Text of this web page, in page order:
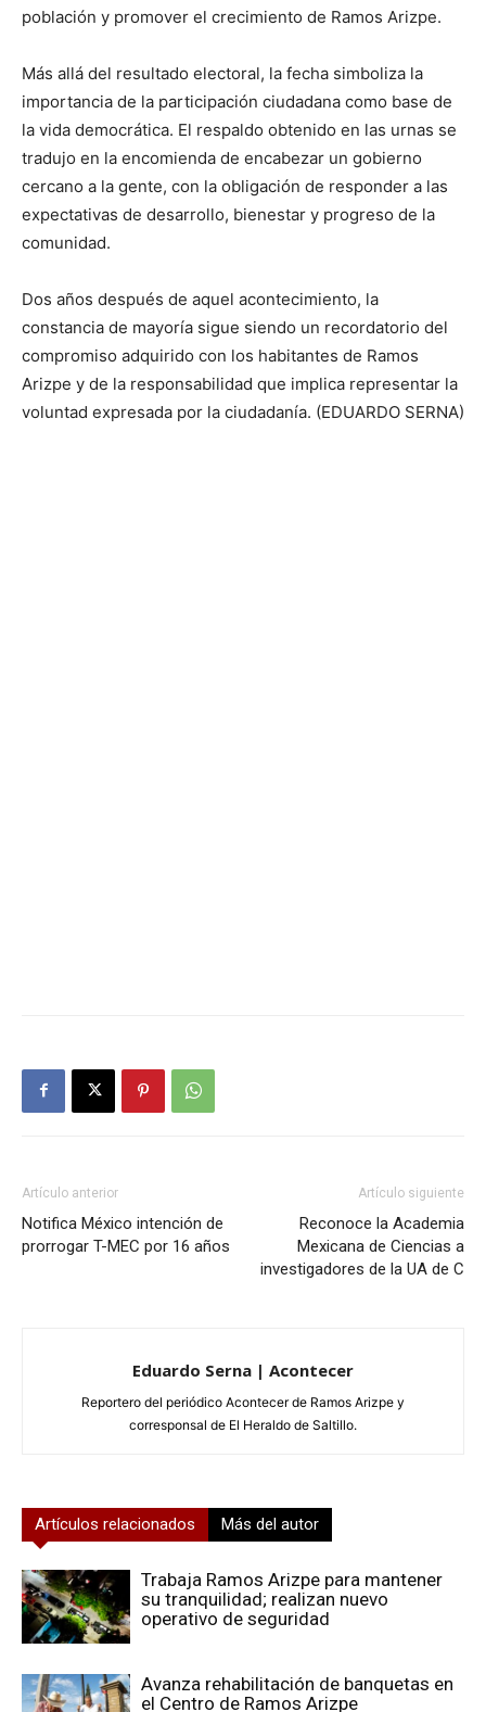
población y promover el crecimiento de Ramos Arizpe.
Más allá del resultado electoral, la fecha simboliza la
importancia de la participación ciudadana como base de
la vida democrática. El respaldo obtenido en las urnas se
tradujo en la encomienda de encabezar un gobierno
cercano a la gente, con la obligación de responder a las
expectativas de desarrollo, bienestar y progreso de la
comunidad.
Dos años después de aquel acontecimiento, la
constancia de mayoría sigue siendo un recordatorio del
compromiso adquirido con los habitantes de Ramos
Arizpe y de la responsabilidad que implica representar la
voluntad expresada por la ciudadanía. (EDUARDO SERNA)
Artículo anterior
Notifica México intención de
prorrogar T-MEC por 16 años
Artículo siguiente
Reconoce la Academia
Mexicana de Ciencias a
investigadores de la UA de C
Eduardo Serna | Acontecer
Reportero del periódico Acontecer de Ramos Arizpe y
corresponsal de El Heraldo de Saltillo.
Artículos relacionados Más del autor
Trabaja Ramos Arizpe para mantener
su tranquilidad; realizan nuevo
operativo de seguridad
Avanza rehabilitación de banquetas en
el Centro de Ramos Arizpe